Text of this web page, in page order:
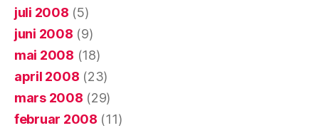
juli 2008 (5)
juni 2008 (9)
mai 2008 (18)
april 2008 (23)
mars 2008 (29)
februar 2008 (11)